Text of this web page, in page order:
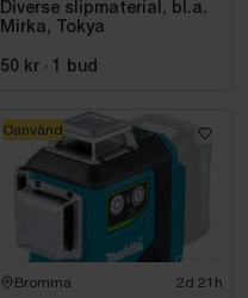
Diverse slipmaterial, bl.a.
Mirka, Tokya
50 kr · 1 bud
Bromma 2d 21h
Oanvänd